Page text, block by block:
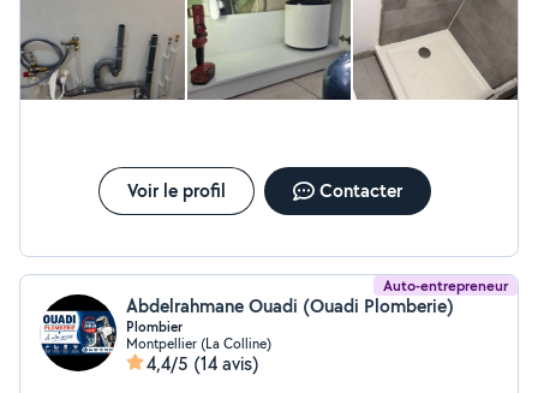
Voir le profil Contacter
Auto-entrepreneur
Abdelrahmane Ouadi (Ouadi Plomberie)
Plombier
Montpellier (La Colline)
4,4/5 (14 avis)